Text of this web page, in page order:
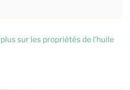
sur les propriétés de l’huile